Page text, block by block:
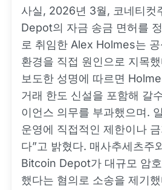
사실, 2026년 3월, 코네티컷
Depot의 자금 송금 면허를
로 취임한 Alex Holmes는
환경을 직접 원인으로 지목
보도한 성명에 따르면
거래 한도 신설을 포함해 갈
이언스 의무를 부과했으며.
운영에 직접적인 제한이나
다”고 밝혔다. 매사추세츠주
Bitcoin Depot가 대규모 암
했다는 혐의로 소송을 제기